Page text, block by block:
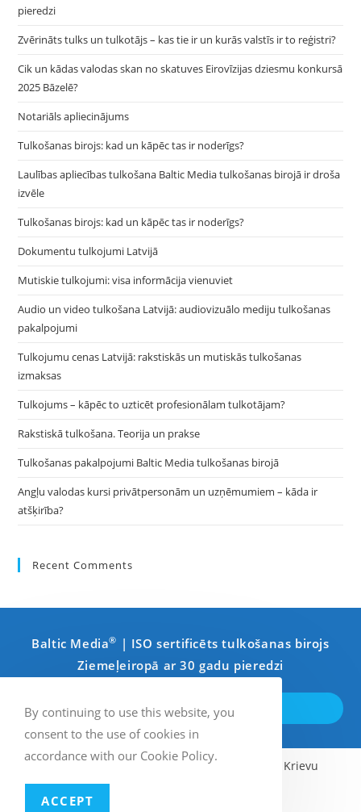
pieredzi
Zvērināts tulks un tulkotājs – kas tie ir un kurās valstīs ir to reģistri?
Cik un kādas valodas skan no skatuves Eirovīzijas dziesmu konkursā
2025 Bāzelē?
Notariāls apliecinājums
Tulkošanas birojs: kad un kāpēc tas ir noderīgs?
Laulības apliecības tulkošana Baltic Media tulkošanas birojā ir droša
izvēle
Tulkošanas birojs: kad un kāpēc tas ir noderīgs?
Dokumentu tulkojumi Latvijā
Mutiskie tulkojumi: visa informācija vienuviet
Audio un video tulkošana Latvijā: audiovizuālo mediju tulkošanas
pakalpojumi
Tulkojumu cenas Latvijā: rakstiskās un mutiskās tulkošanas
izmaksas
Tulkojums – kāpēc to uzticēt profesionālam tulkotājam?
Rakstiskā tulkošana. Teorija un prakse
Tulkošanas pakalpojumi Baltic Media tulkošanas birojā
Angļu valodas kursi privātpersonām un uzņēmumiem – kāda ir
atšķirība?
Recent Comments
Baltic Media® | ISO sertificēts tulkošanas birojs
Ziemeļeiropā ar 30 gadu pieredzi
SAZINIETIES AR MUMS
Angļu Zviedru Latviešu Krievu
By continuing to use this website, you
consent to the use of cookies in
accordance with our Cookie Policy.
ACCEPT